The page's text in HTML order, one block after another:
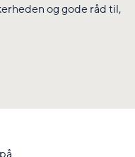
og gode råd til,